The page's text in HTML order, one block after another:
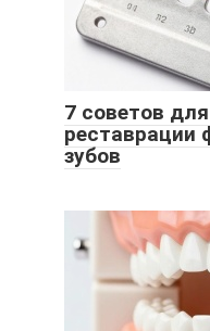
7 советов
реставрации
зубов